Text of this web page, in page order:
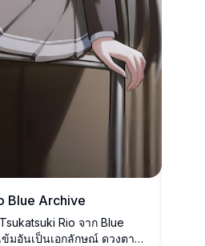
Blue Archive
Rio จาก Blue
มอันเป็นเอกลักษณ์ ดวงตาสี